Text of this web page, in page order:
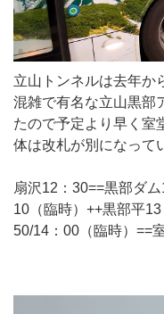
立山トンネルは去年か
混雑で有名な立山黒部
たので予定より早く室
体は改札が別になって
扇沢12：30==黒部ダ
10（臨時）++黒部平
50/14：00（臨時）==